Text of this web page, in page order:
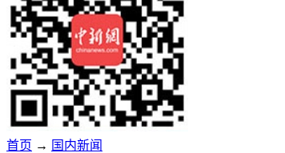
首页 → 国内新闻